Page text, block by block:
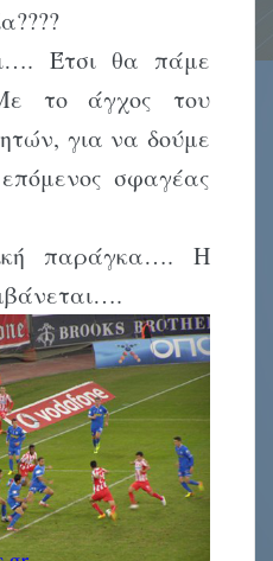
Έτσι θα πάμε
το άγχος του
για να δούμε
σφαγέας
παράγκα…. Η